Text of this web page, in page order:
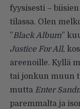
fyysisesti –
tilassa. Olen
”Black Album”
Justice For All,
areenoille. Kyllä
tai jonkun muun
mutta Enter
paremmalta ja